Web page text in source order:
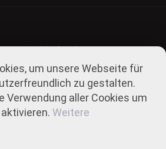
1
91350 Gremsdorf
Impressum
AGB
um unsere Webseite für
zu gestalten.
Verwendung aller Cookies um
Weitere